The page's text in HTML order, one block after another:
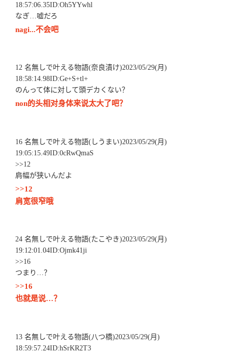
18:57:06.35ID:Oh5YYwhl
なぎ…嘘だろ
nagi...不会吧
12 名無しで叶える物語(奈良漬け)2023/05/29(月)
18:58:14.98ID:Ge+S+tl+
のんって体に対して頭デカくない？
non的头相对身体来说太大了吧？
16 名無しで叶える物語(しうまい)2023/05/29(月)
19:05:15.49ID:0cRwQmaS
>>12
肩幅が狭いんだよ
>>12
肩宽很窄哦
24 名無しで叶える物語(たこやき)2023/05/29(月)
19:12:01.04ID:Ojmk41ji
>>16
つまり…？
>>16
也就是说…？
13 名無しで叶える物語(八つ橋)2023/05/29(月)
18:59:57.24ID:hSrKR2T3